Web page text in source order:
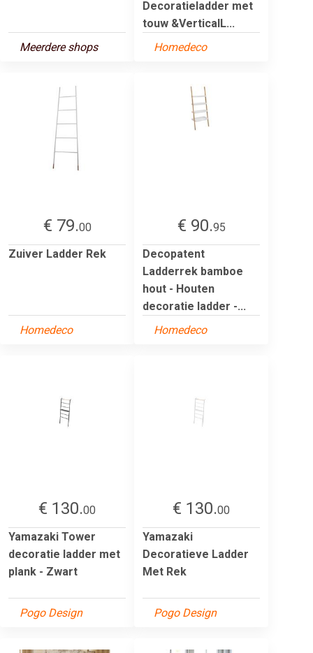
Meerdere shops
Decoratieladder met
touw &VerticalL...
Homedeco
€ 79.00
Zuiver Ladder Rek
Homedeco
€ 90.95
Decopatent
Ladderrek bamboe
hout - Houten
decoratie ladder -...
Homedeco
€ 130.00
Yamazaki Tower
decoratie ladder met
plank - Zwart
Pogo Design
€ 130.00
Yamazaki
Decoratieve Ladder
Met Rek
Pogo Design